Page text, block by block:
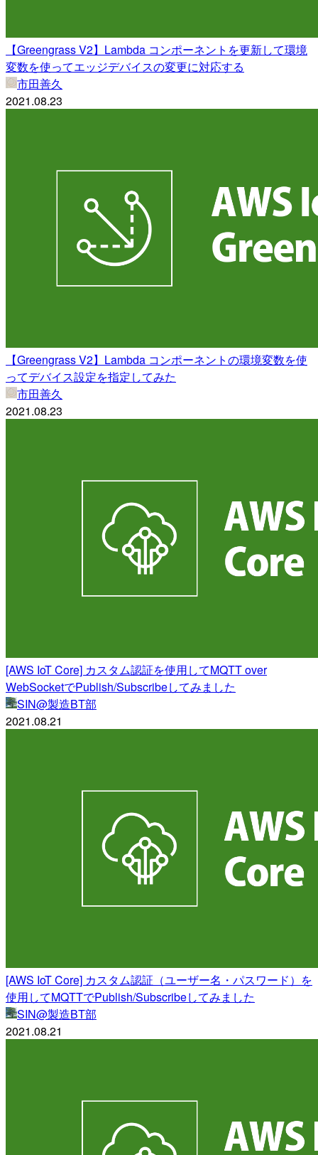
【Greengrass V2】Lambda コンポーネントを更新して環境
変数を使ってエッジデバイスの変更に対応する
市田善久
2021.08.23
【Greengrass V2】Lambda コンポーネントの環境変数を使
ってデバイス設定を指定してみた
市田善久
2021.08.23
[AWS IoT Core] カスタム認証を使用してMQTT over
WebSocketでPublish/Subscribeしてみました
SIN@製造BT部
2021.08.21
[AWS IoT Core] カスタム認証（ユーザー名・パスワード）を
使用してMQTTでPublish/Subscribeしてみました
SIN@製造BT部
2021.08.21